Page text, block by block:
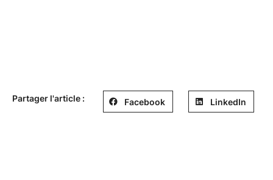
Partager l'article : Facebook LinkedIn